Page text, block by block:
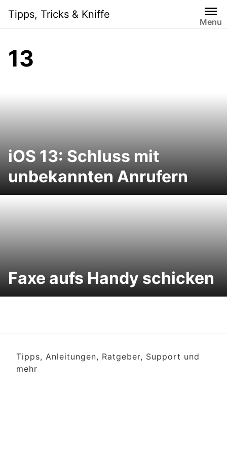
content
Tipps, Tricks & Kniffe
Menu
13
iOS 13: Schluss mit
unbekannten Anrufern
Faxe aufs Handy schicken
Tipps, Anleitungen, Ratgeber, Support und
mehr